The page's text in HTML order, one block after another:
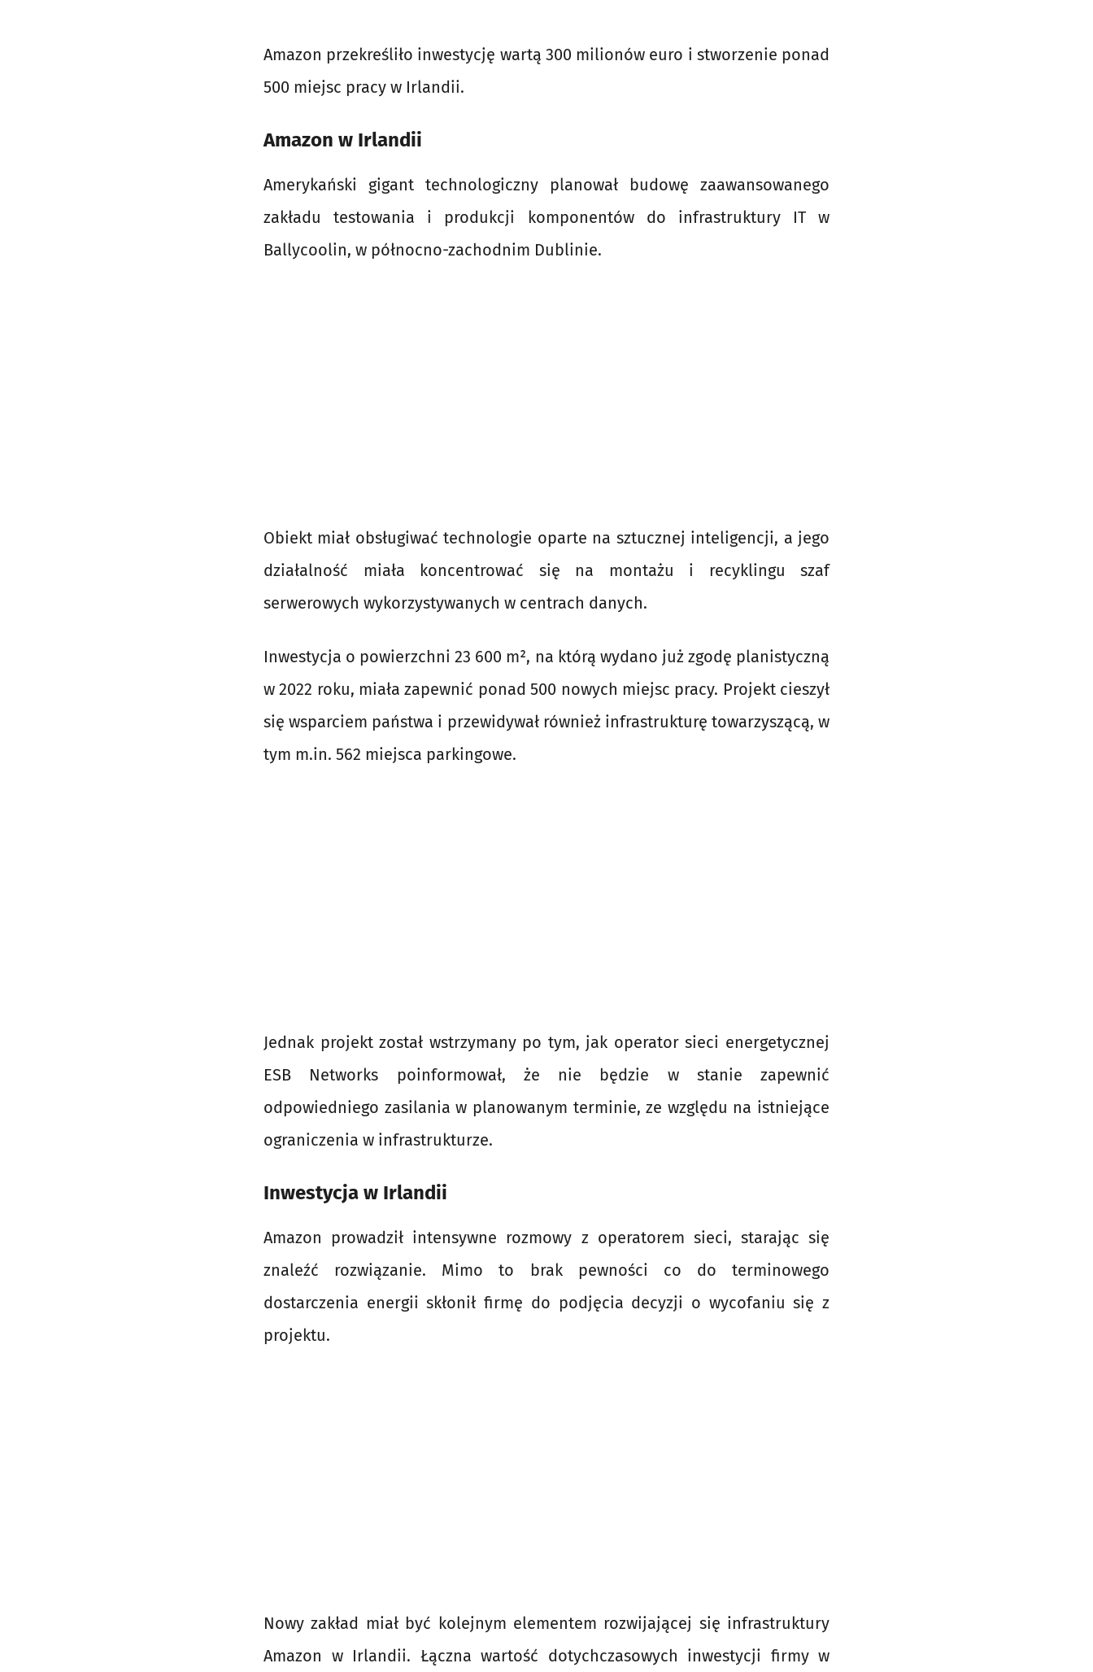
Amazon przekreśliło inwestycję wartą 300 milionów euro i stworzenie ponad
500 miejsc pracy w Irlandii.
Amazon w Irlandii
Amerykański gigant technologiczny planował budowę zaawansowanego
zakładu testowania i produkcji komponentów do infrastruktury IT w
Ballycoolin, w północno-zachodnim Dublinie.
Obiekt miał obsługiwać technologie oparte na sztucznej inteligencji, a jego
działalność miała koncentrować się na montażu i recyklingu szaf
serwerowych wykorzystywanych w centrach danych.
Inwestycja o powierzchni 23 600 m², na którą wydano już zgodę planistyczną
w 2022 roku, miała zapewnić ponad 500 nowych miejsc pracy. Projekt cieszył
się wsparciem państwa i przewidywał również infrastrukturę towarzyszącą, w
tym m.in. 562 miejsca parkingowe.
Jednak projekt został wstrzymany po tym, jak operator sieci energetycznej
ESB Networks poinformował, że nie będzie w stanie zapewnić
odpowiedniego zasilania w planowanym terminie, ze względu na istniejące
ograniczenia w infrastrukturze.
Inwestycja w Irlandii
Amazon prowadził intensywne rozmowy z operatorem sieci, starając się
znaleźć rozwiązanie. Mimo to brak pewności co do terminowego
dostarczenia energii skłonił firmę do podjęcia decyzji o wycofaniu się z
projektu.
Nowy zakład miał być kolejnym elementem rozwijającej się infrastruktury
Amazon w Irlandii. Łączna wartość dotychczasowych inwestycji firmy w